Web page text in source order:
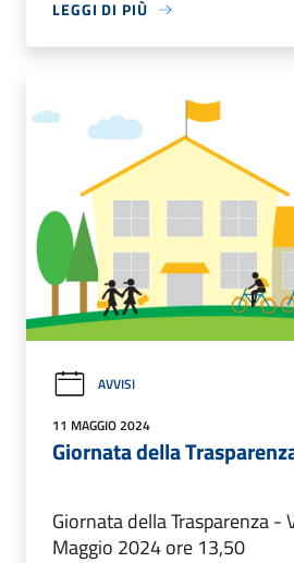
LEGGI DI PIÙ
AVVISI
11 MAGGIO 2024
Giornata della
Giornata della Trasparenza -
Maggio 2024 ore 13,50